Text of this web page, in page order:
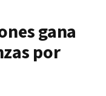
gana
por